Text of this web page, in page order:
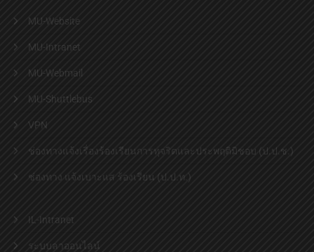
MU-Website
MU-Intranet
MU-Webmail
MU-Shuttlebus
VPN
ช่องทางแจ้งเรื่องร้องเรียนการทุจริตและประพฤติมิชอบ (ป.ป.ช.)
ช่องทาง แจ้งเบาะแส ร้องเรียน (ป.ป.ท.)
IL-Intranet
ระบบลาออนไลน์